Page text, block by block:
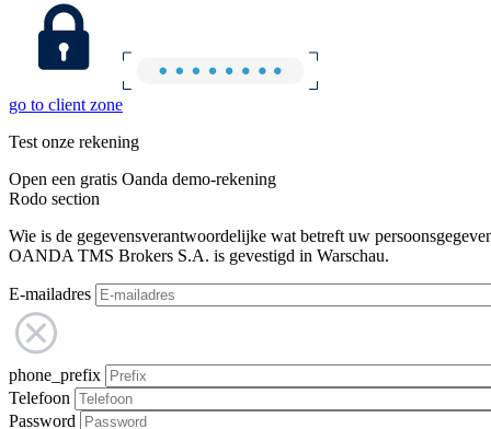
go to client zone
Test onze rekening
Open een gratis Oanda demo-rekening
Rodo section
Wie is de gegevensverantwoordelijke wat betreft uw
OANDA TMS Brokers S.A. is gevestigd in Warschau.
E-mailadres
phone_prefix
Telefoon
Password